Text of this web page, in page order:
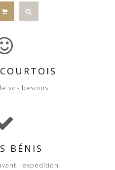
vos besoins
BÉNIS
l'expédition